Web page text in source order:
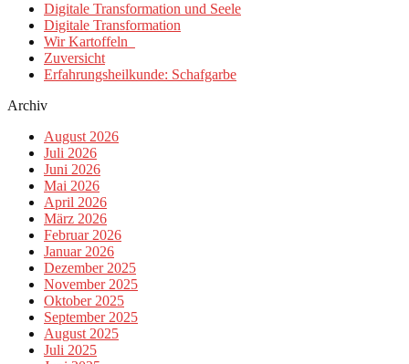
Digitale Transformation und Seele
Digitale Transformation
Wir Kartoffeln
Zuversicht
Erfahrungsheilkunde: Schafgarbe
Archiv
August 2026
Juli 2026
Juni 2026
Mai 2026
April 2026
März 2026
Februar 2026
Januar 2026
Dezember 2025
November 2025
Oktober 2025
September 2025
August 2025
Juli 2025